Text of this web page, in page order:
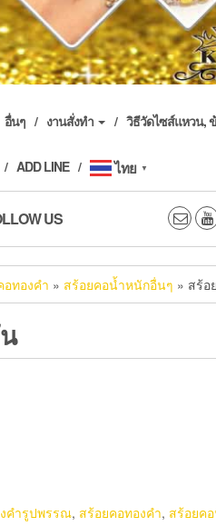
อื่นๆ งานสั่งทำ วิธีวัดไซส์แหวน,
ADD LINE ไทย ▼
US
อทองคำ » สร้อยคอน้ำหนักอื่นๆ » สร้อ
คำรูปพรรณ, สร้อยคอทองคำ, สร้อยค